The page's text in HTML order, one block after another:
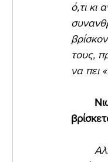
ό,τι κι
τους,
να πει